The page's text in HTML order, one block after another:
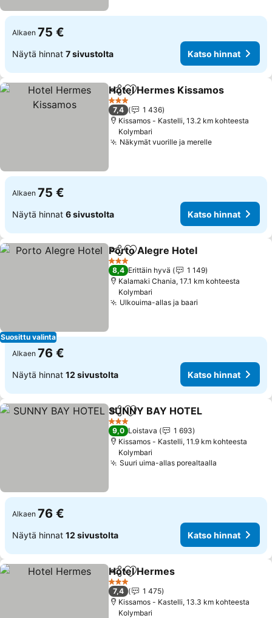
Alkaen 75 €
Näytä hinnat 7 sivustolta Katso hinnat
Jaa Lisää suosikkeihin
Hotel Hermes Kissamos
3 Tähtiluokitus
7,4
1 436
Kissamos - Kastelli, 13.2 km kohteesta
Kolymbari
Näkymät vuorille ja merelleKatso hinnat
Alkaen 75 €
Näytä hinnat 6 sivustolta Katso hinnat
Suosittu valinta
Jaa Lisää suosikkeihin
Porto Alegre Hotel
3 Tähtiluokitus
8,4 Erittäin hyvä
1 149
Kalamaki Chania, 17.1 km kohteesta
Kolymbari
Ulkouima-allas ja baari
Alkaen 76 €
Näytä hinnat 12 sivustolta Katso hinnat
Jaa Lisää suosikkeihin
SUNNY BAY HOTEL
3 Tähtiluokitus
9,0 Loistava
1 693
Kissamos - Kastelli, 11.9 km kohteesta
Kolymbari
Suuri uima-allas porealtaalla
Alkaen 76 €
Näytä hinnat 12 sivustolta Katso hinnat
Jaa Lisää suosikkeihin
Hotel Hermes
3 Tähtiluokitus
7,4
1 475
Kissamos - Kastelli, 13.3 km kohteesta
Kolymbari